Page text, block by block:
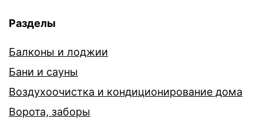
Разделы
Балконы и лоджии
Бани и сауны
Воздухоочистка и кондиционирование дома
Ворота, заборы